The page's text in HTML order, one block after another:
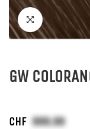
GW
CHF